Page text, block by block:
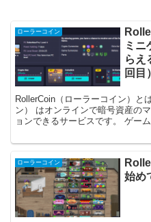
ローラーコイン
ミニ
らえ
回目）
RollerCoin（ローラーコイン）と
ン） はオンラインで暗号資産の
ョンできるサービスです。 ゲー
ローラーコイン
始め